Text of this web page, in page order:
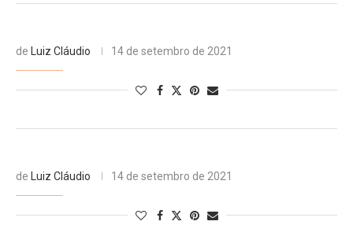
de Luiz Cláudio 14 de setembro de 2021
de Luiz Cláudio 14 de setembro de 2021